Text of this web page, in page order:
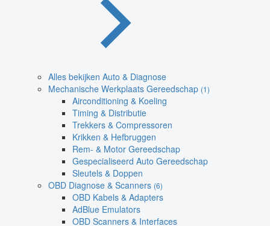
Alles bekijken Auto & Diagnose
Mechanische Werkplaats Gereedschap (1)
Airconditioning & Koeling
Timing & Distributie
Trekkers & Compressoren
Krikken & Hefbruggen
Rem- & Motor Gereedschap
Gespecialiseerd Auto Gereedschap
Sleutels & Doppen
OBD Diagnose & Scanners (6)
OBD Kabels & Adapters
AdBlue Emulators
OBD Scanners & Interfaces